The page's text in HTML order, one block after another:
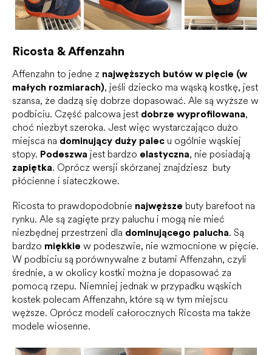
Ricosta & Affenzahn
Affenzahn to jedne z najwęższych butów w pięcie (w
małych rozmiarach), jeśli dziecko ma wąską kostkę, jest
szansa, że ​​dadzą się dobrze dopasować. Ale są wyższe w
podbiciu. Część palcowa jest dobrze wyprofilowana,
choć niezbyt szeroka. Jest więc wystarczająco dużo
miejsca na dominujący duży palec u ogólnie wąskiej
stopy. Podeszwa jest bardzo elastyczna, nie posiadają
zapiętka. Oprócz wersji skórzanej znajdziesz buty
płócienne i siateczkowe.
Ricosta to prawdopodobnie najwęższe buty barefoot na
rynku. Ale są zagięte przy paluchu i mogą nie mieć
niezbędnej przestrzeni dla dominującego palucha. Są
bardzo miękkie w podeszwie, nie wzmocnione w pięcie.
W podbiciu są porównywalne z butami Affenzahn, czyli
średnie, a w okolicy kostki można je dopasować za
pomocą rzepu. Niemniej jednak w przypadku wąskich
kostek polecam Affenzahn, które są w tym miejscu
węższe. Oprócz modeli całorocznych Ricosta ma także
modele wiosenne.